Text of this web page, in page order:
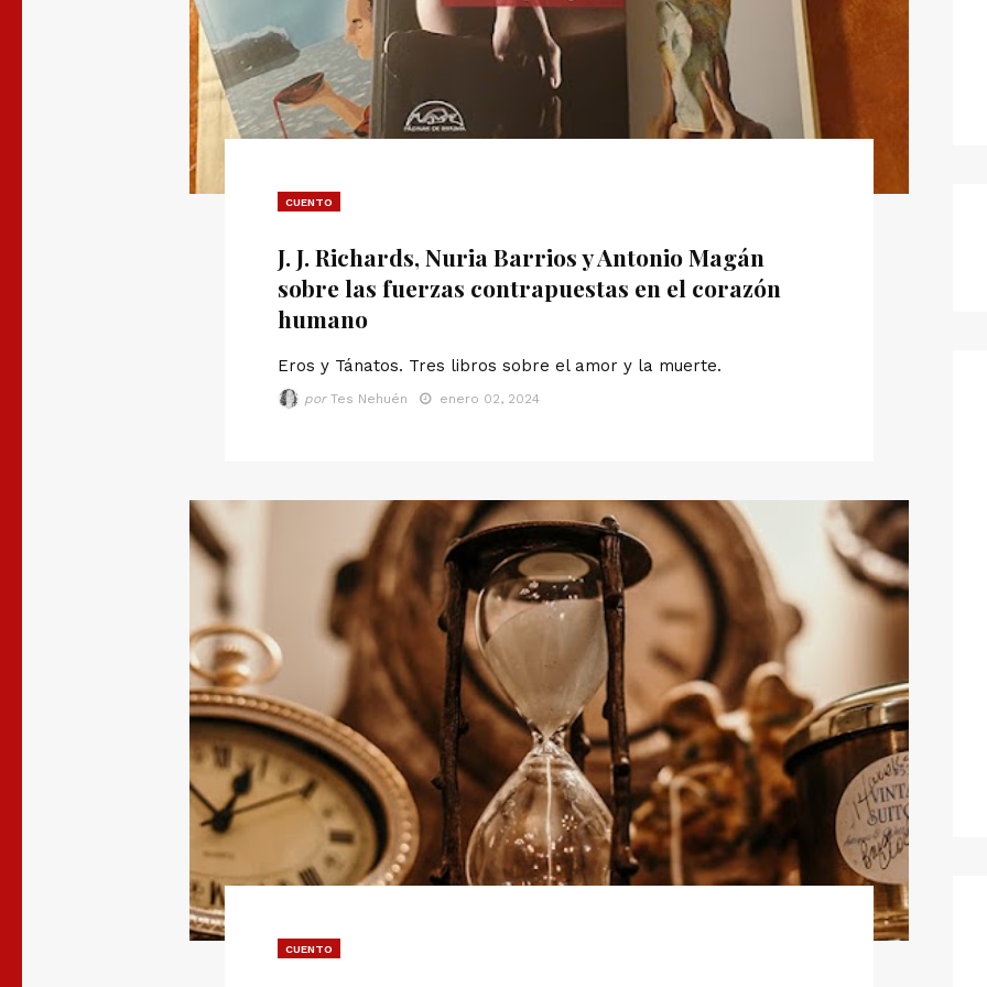
CUENTO
J. J. Richards, Nuria Barrios y Antonio Magán
sobre las fuerzas contrapuestas en el corazón
humano
Eros y Tánatos. Tres libros sobre el amor y la muerte.
por Tes Nehuén enero 02, 2024
CUENTO